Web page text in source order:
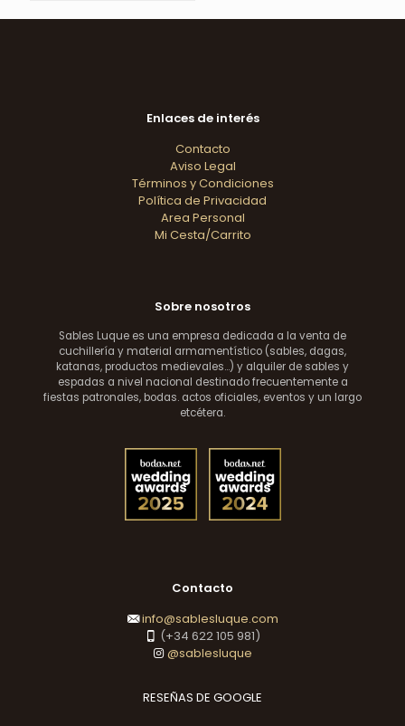
Enlaces de interés
Contacto
Aviso Legal
Términos y Condiciones
Política de Privacidad
Area Personal
Mi Cesta/Carrito
Sobre nosotros
Sables Luque es una empresa dedicada a la venta de
cuchillería y material armamentístico (sables, dagas,
katanas, productos medievales...) y alquiler de sables y
espadas a nivel nacional destinado frecuentemente a
fiestas patronales, bodas. actos oficiales, eventos y un largo
etcétera.
Contacto
info@sablesluque.com
(+34 622 105 981)
@sablesluque
RESEÑAS DE GOOGLE